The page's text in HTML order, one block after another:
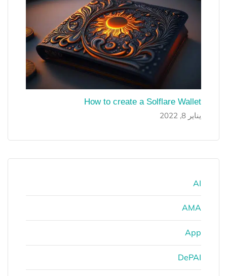
How to create a Solflare Wallet
يناير 8, 2022
AI
AMA
App
DePAI